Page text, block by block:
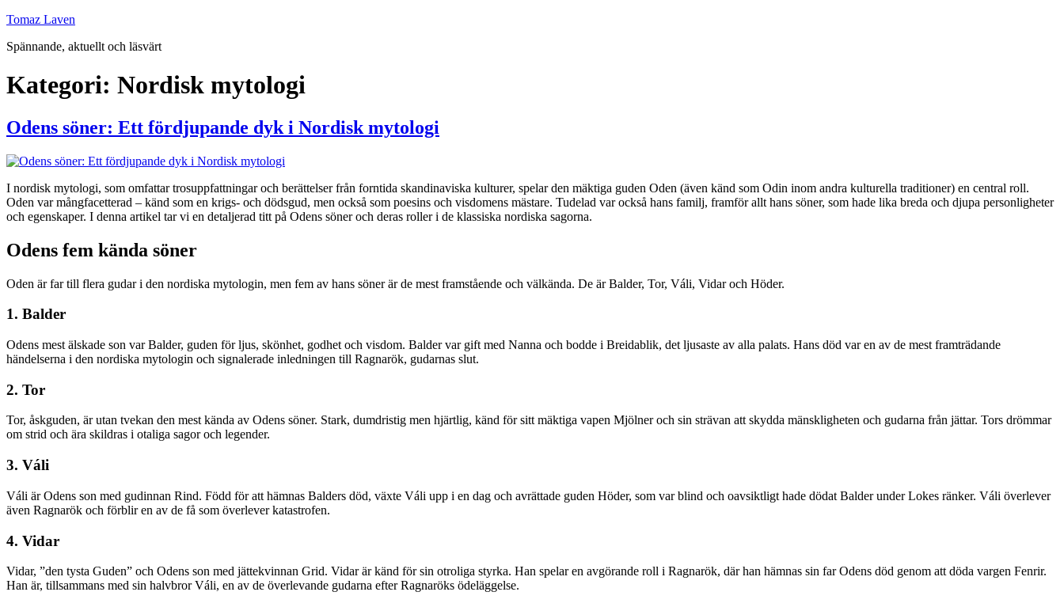
Hoppa
innehåll
Tomaz Laven
Spännande, aktuellt och läsvärt
Kategori: Nordisk mytologi
Odens söner: Ett fördjupande dyk i Nordisk mytologi
I nordisk mytologi, som omfattar trosuppfattningar och berättelser från forntida skandinaviska kulturer, spelar den mäktiga guden Oden (även känd som Odin inom andra kulturella traditioner) en central roll.
Oden var mångfacetterad – känd som en krigs- och dödsgud, men också som poesins och visdomens mästare. Tudelad var också hans familj, framför allt hans söner, som hade lika breda och djupa personligheter
och egenskaper. I denna artikel tar vi en detaljerad titt på Odens söner och deras roller i de klassiska nordiska sagorna.
Odens fem kända söner
Oden är far till flera gudar i den nordiska mytologin, men fem av hans söner är de mest framstående och välkända. De är Balder, Tor, Váli, Vidar och Höder.
1. Balder
Odens mest älskade son var Balder, guden för ljus, skönhet, godhet och visdom. Balder var gift med Nanna och bodde i Breidablik, det ljusaste av alla palats. Hans död var en av de mest framträdande
händelserna i den nordiska mytologin och signalerade inledningen till Ragnarök, gudarnas slut.
2. Tor
Tor, åskguden, är utan tvekan den mest kända av Odens söner. Stark, dumdristig men hjärtlig, känd för sitt mäktiga vapen Mjölner och sin strävan att skydda mänskligheten och gudarna från jättar. Tors drömmar
om strid och ära skildras i otaliga sagor och legender.
3. Váli
Váli är Odens son med gudinnan Rind. Född för att hämnas Balders död, växte Váli upp i en dag och avrättade guden Höder, som var blind och oavsiktligt hade dödat Balder under Lokes ränker. Váli överlever
även Ragnarök och förblir en av de få som överlever katastrofen.
4. Vidar
Vidar, ”den tysta Guden” och Odens son med jättekvinnan Grid. Vidar är känd för sin otroliga styrka. Han spelar en avgörande roll i Ragnarök, där han hämnas sin far Odens död genom att döda vargen Fenrir.
Han är, tillsammans med sin halvbror Váli, en av de överlevande gudarna efter Ragnaröks ödeläggelse.